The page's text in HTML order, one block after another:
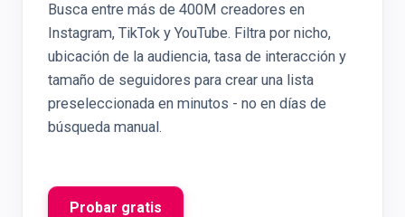
Busca entre más de 400M creadores en
Instagram, TikTok y YouTube. Filtra por nicho,
ubicación de la audiencia, tasa de interacción y
tamaño de seguidores para crear una lista
preseleccionada en minutos - no en días de
búsqueda manual.
Probar gratis